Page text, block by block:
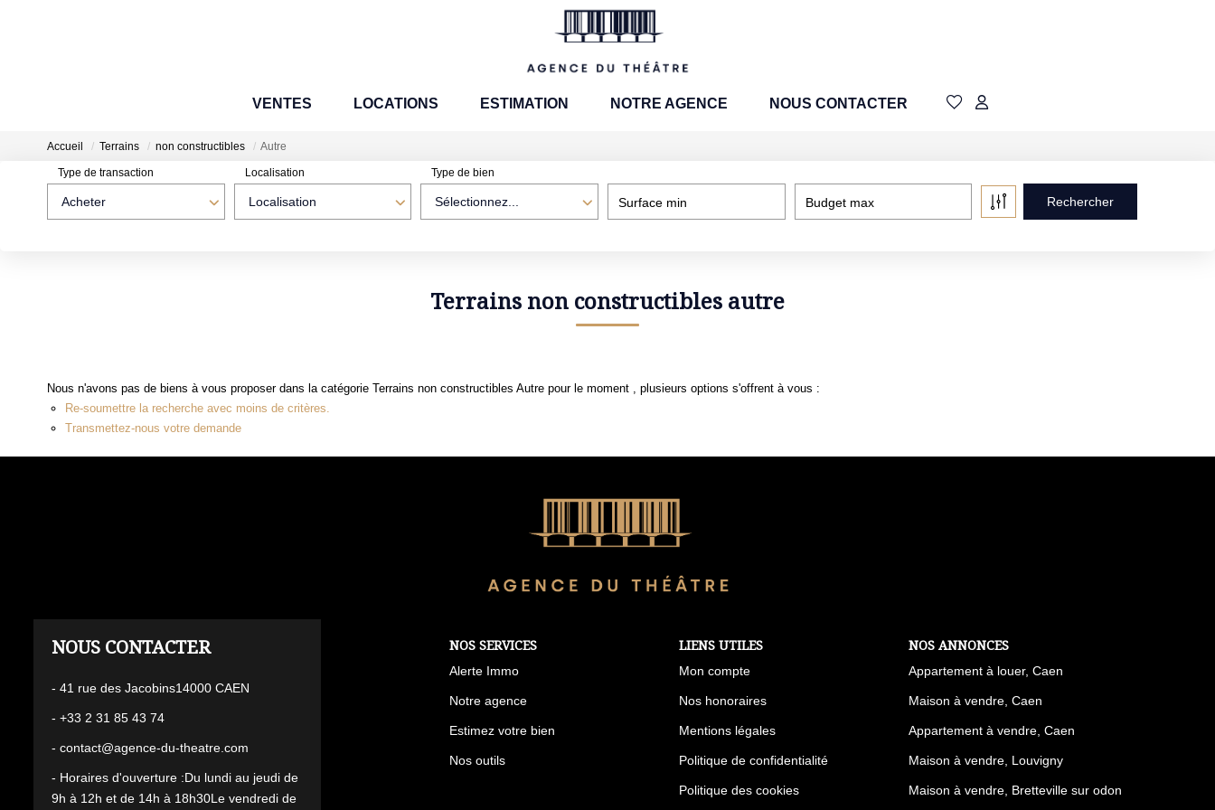
VENTES LOCATIONS ESTIMATION NOTRE AGENCE NOUS CONTACTER
Accueil Terrains non constructibles Autre
Acheter
Type de transaction
Localisation
Localisation
Sélectionnez...
Type de bien
Surface min Budget max
Terrains non constructibles autre
Nous n'avons pas de biens à vous proposer dans la catégorie Terrains non constructibles Autre pour le moment , plusieurs options s'offrent à vous :
Re-soumettre la recherche avec moins de critères.
Transmettez-nous votre demande
L'AGENCE
- 41 rue des Jacobins14000 CAEN
- +33 2 31 85 43 74
- contact@agence-du-theatre.com
- Horaires d'ouverture :Du lundi au jeudi de
9h à 12h et de 14h à 18h30Le vendredi de
NOS SERVICES
Alerte Immo
Notre agence
Estimez votre bien
Nos outils
LIENS UTILES
Mon compte
Nos honoraires
Mentions légales
Politique de confidentialité
Politique des cookies
NOS ANNONCES
Appartement à louer, Caen
Maison à vendre, Caen
Appartement à vendre, Caen
Maison à vendre, Louvigny
Maison à vendre, Bretteville sur odon